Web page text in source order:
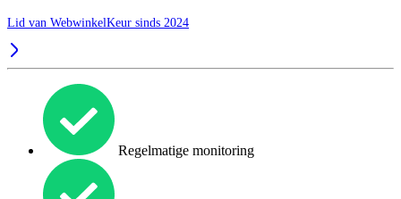
Lid van WebwinkelKeur sinds 2024
Regelmatige monitoring